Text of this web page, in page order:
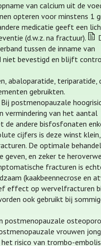
van calcium uit de
opteren voor minstens 1
medicatie geeft een
(d.w.z. na fractuur).
tussen de inname van
niet bevestigd en blijft
abaloparatide, teriparatide,
gebruikten.
Bij postmenopauzale
vermindering van het aantal
de andere bisfosfonaten
cijfers is deze winst
De optimale
en zeker te
fracturen is
(kaakbeennecrose en
effect op wervelfracturen
ook gebruikt bij
postmenopauzale
vrouwen
risico van trombo-